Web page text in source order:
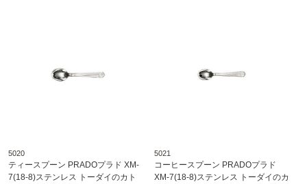
5020
ティースプーン PRADOプラド XM-
7(18-8)ステンレス トーダイのカト
5021
コーヒースプーン PRADOプラド
XM-7(18-8)ステンレス トーダイのカ